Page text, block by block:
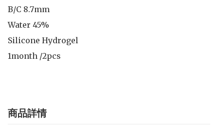
B/C 8.7mm
Water 45%
Silicone Hydrogel
1month /2pcs
商品詳情